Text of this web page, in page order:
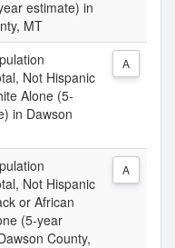
estimate) in
MT
Not Hispanic
Alone (5-
in Dawson
A
Not Hispanic
or African
(5-year
County,
A